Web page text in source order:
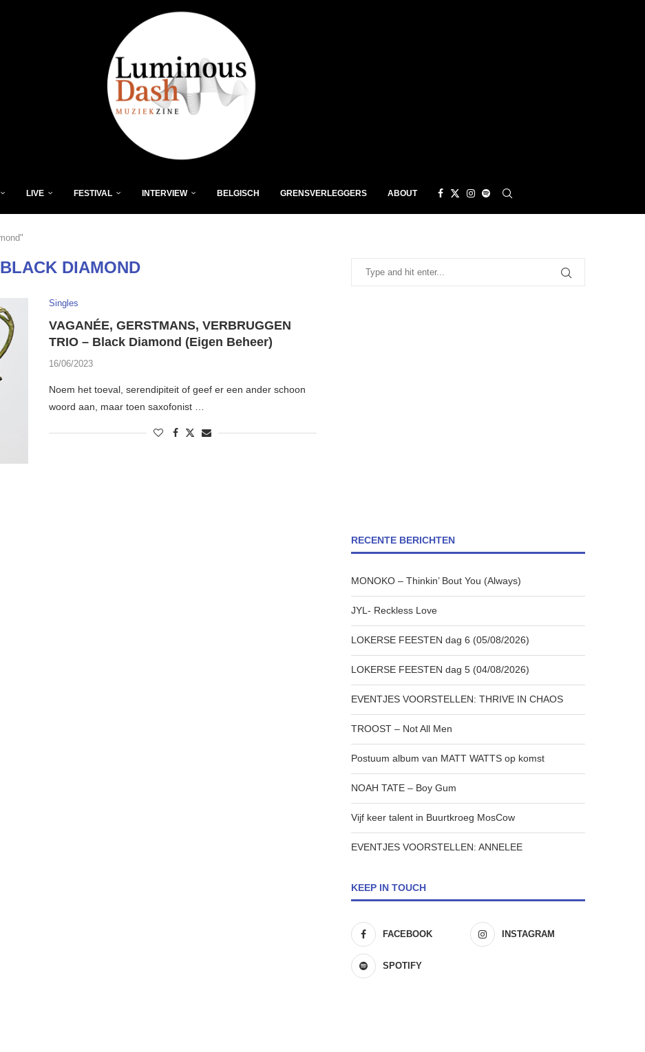
LIVE FESTIVAL INTERVIEW BELGISCH GRENSVERLEGGERS ABOUT
BLACK DIAMOND
Singles
VAGANÉE, GERSTMANS, VERBRUGGEN
TRIO – Black Diamond (Eigen Beheer)
16/06/2023
Noem het toeval, serendipiteit of geef er een ander schoon
woord aan, maar toen saxofonist …
RECENTE BERICHTEN
MONOKO – Thinkin’ Bout You (Always)
JYL- Reckless Love
LOKERSE FEESTEN dag 6 (05/08/2026)
LOKERSE FEESTEN dag 5 (04/08/2026)
EVENTJES VOORSTELLEN: THRIVE IN CHAOS
TROOST – Not All Men
Postuum album van MATT WATTS op komst
NOAH TATE – Boy Gum
Vijf keer talent in Buurtkroeg MosCow
EVENTJES VOORSTELLEN: ANNELEE
KEEP IN TOUCH
FACEBOOK INSTAGRAM
SPOTIFY